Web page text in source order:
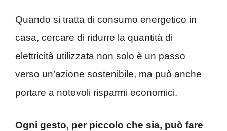
Quando si tratta di consumo energetico in
casa, cercare di ridurre la quantità di
elettricità utilizzata non solo è un passo
verso un’azione sostenibile, ma può anche
portare a notevoli risparmi economici.
Ogni gesto, per piccolo che sia, può fare